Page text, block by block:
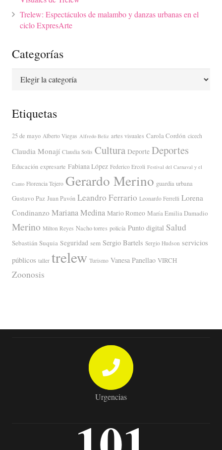
Trelew: Espectáculos de malambo y danzas urbanas en el
ciclo ExpresArte
Categorías
Categorías
Etiquetas
25 de mayo Alberto Viegas Alfredo Beliz artes visuales Carola Cordón cicech
Claudia Monají Claudia Solis Cultura Deporte Deportes
Educación expresarte Fabiana López Federico Ercoli Festival del Carnaval y el
Canto Florencia Tejero Gerardo Merino guardia urbana
Gustavo Paz Juan Pavón Leandro Ferrario Leonardo Ferrelli Lorena
Condinanzo Mariana Medina Mario Romeo María Emilia Damadio
Merino Milton Reyes Nacho torres policía Punto digital Salud
Sebastián Suquia Seguridad sem Sergio Bartels Sergio Hudson servicios
públicos taller trelew Turismo Vanesa Panellao VIRCH
Zoonosis
Urgencias